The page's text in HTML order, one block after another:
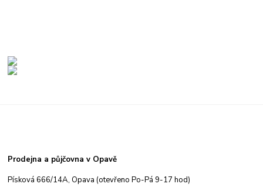
Prodejna a půjčovna v Opavě
Písková 666/14A, Opava (otevřeno Po-Pá 9-17 hod)